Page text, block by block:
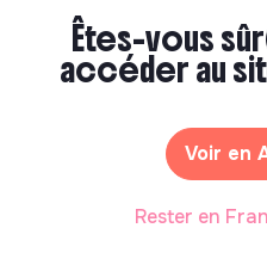
Paris, France
Il y a 1 mois
Êtes-vous
accéder au
Voir en
Rester en